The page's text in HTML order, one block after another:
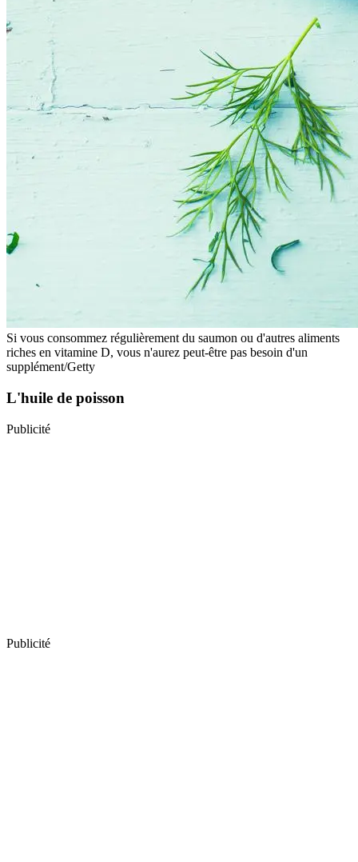
Si vous consommez régulièrement du saumon ou d'autres aliments
riches en vitamine D, vous n'aurez peut-être pas besoin d'un
supplément/Getty
L'huile de poisson
Publicité
Publicité